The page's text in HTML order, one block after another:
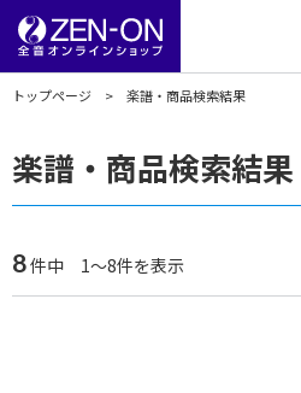
トップページ 楽譜・商品検索結果
楽譜・商品検索結果
8件中 1～8件を表示